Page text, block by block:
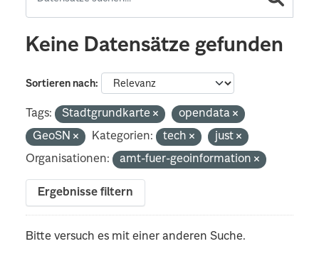
Keine Datensätze gefunden
Sortieren nach
Tags: Stadtgrundkarte
opendata
GeoSN
Kategorien: tech
just
Organisationen:
amt-fuer-geoinformation
Ergebnisse filtern
Bitte versuch es mit einer anderen Suche.